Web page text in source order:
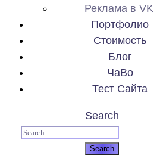
Реклама в VK
Портфолио
Стоимость
Блог
ЧаВо
Тест Сайта
Search